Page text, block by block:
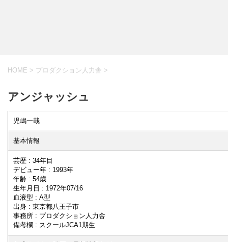
HOME > プロダクション人力舎 >
アンジャッシュ
児嶋一哉
基本情報
芸歴 : 34年目
デビュー年 : 1993年
年齢 : 54歳
生年月日 : 1972年07/16
血液型 : A型
出身 : 東京都八王子市
事務所 : プロダクション人力舎
備考欄 : スクールJCA1期生